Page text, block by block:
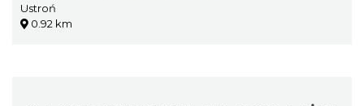
Ustroń
0.92 km